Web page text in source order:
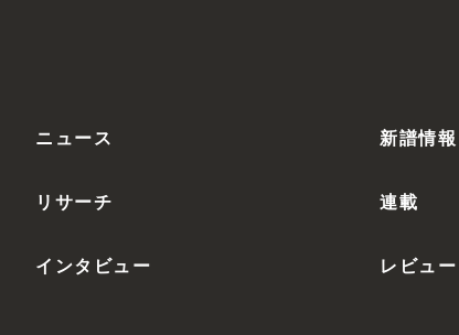
ニュース 新譜情報
リサーチ 連載
インタビュー レビュー